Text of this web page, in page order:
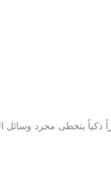
ذكياً يتخطى مجرد وسائل